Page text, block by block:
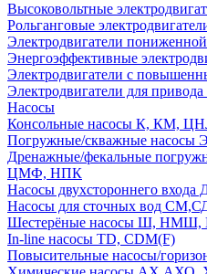
Высоковольтные
Рольганговые
Электродвигатели
Энергоэффективные
Электродвигатели с
Электродвигатели для привода
Насосы
Консольные насосы К, КМ,
Погружные/скважные насосы
Дренажные/фекальные
ЦМФ, НПК
Насосы двухстороннего входа
Насосы для сточных вод
Шестерёные насосы Ш, НМШ,
In-line насосы TD, CDM(F)
Повысительные насосы/